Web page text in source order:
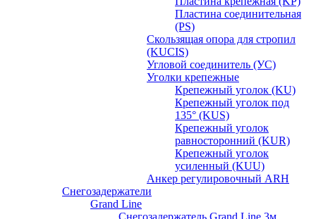
Пластина соединительная
(PS)
Скользящая опора для стропил
(KUCIS)
Угловой соединитель (УС)
Уголки крепежныe
Крепежный уголок (KU)
Крепежный уголок под
135° (KUS)
Крепежный уголок
равносторонний (KUR)
Крепежный уголок
усиленный (KUU)
Анкер регулировочный ARH
Снегозадержатели
Grand Line
Снегозадержатель Grand Line 3м